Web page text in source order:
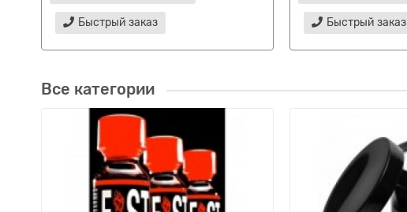
Быстрый заказ Быстрый заказ
Все категории